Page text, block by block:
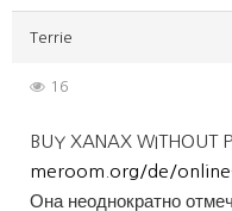
Terrie
16
BUY XANAX WITHOUT
meroom.org/de/
Она неоднократно